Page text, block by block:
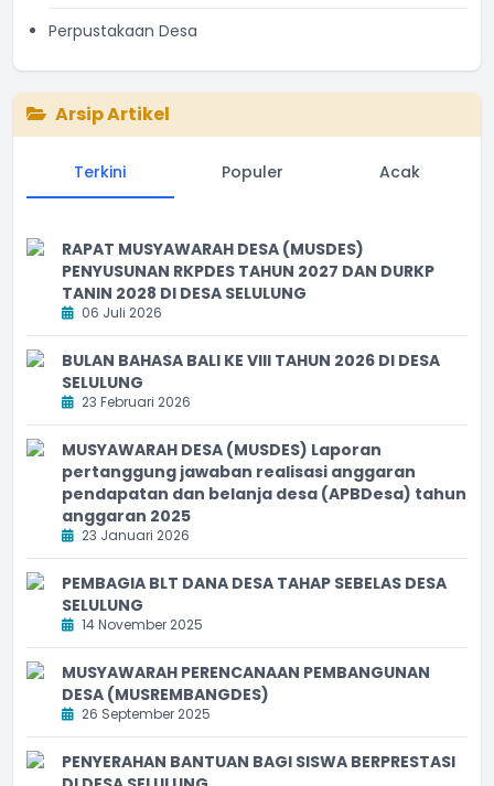
Perpustakaan Desa
Arsip Artikel
Terkini Populer Acak
RAPAT MUSYAWARAH DESA (MUSDES)
PENYUSUNAN RKPDES TAHUN 2027 DAN DURKP
TANIN 2028 DI DESA SELULUNG
06 Juli 2026
BULAN BAHASA BALI KE VIII TAHUN 2026 DI DESA
SELULUNG
23 Februari 2026
MUSYAWARAH DESA (MUSDES) Laporan
pertanggung jawaban realisasi anggaran
pendapatan dan belanja desa (APBDesa) tahun
anggaran 2025
23 Januari 2026
PEMBAGIA BLT DANA DESA TAHAP SEBELAS DESA
SELULUNG
14 November 2025
MUSYAWARAH PERENCANAAN PEMBANGUNAN
DESA (MUSREMBANGDES)
26 September 2025
PENYERAHAN BANTUAN BAGI SISWA BERPRESTASI